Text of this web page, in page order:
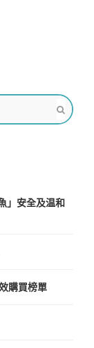
」安全及温和
購買榜單